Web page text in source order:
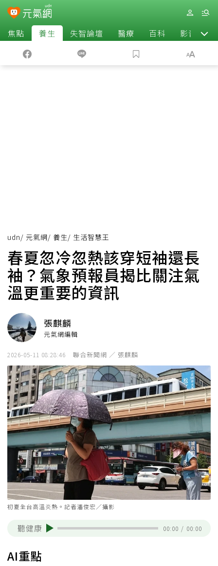
焦點 養生 失智論壇 醫療 百科 影音
udn/ 元氣網/ 養生/ 生活智慧王
春夏忽冷忽熱該穿短袖還長
袖？氣象預報員揭比關注氣
溫更重要的資訊
張麒麟
元氣網編輯
2026-05-11 08:28:46 聯合新聞網 ／ 張麒麟
初夏全台高溫炎熱。記者潘俊宏／攝影
聽健康 00:00 / 00:00
AI重點